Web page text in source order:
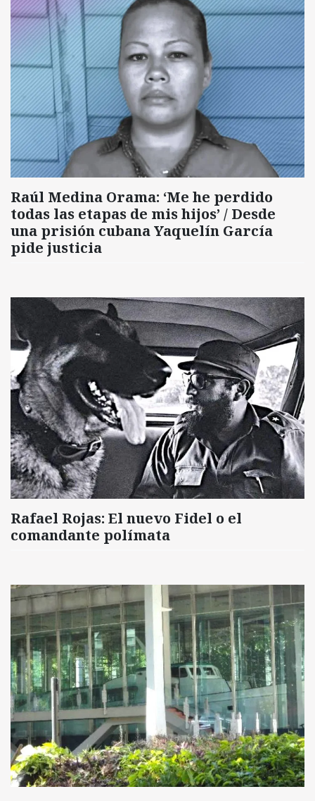
Raúl Medina Orama: ‘Me he perdido
todas las etapas de mis hijos’ / Desde
una prisión cubana Yaquelín García
pide justicia
Rafael Rojas: El nuevo Fidel o el
comandante polímata